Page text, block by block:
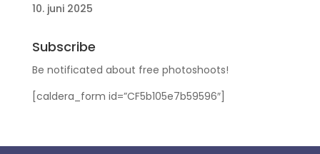
10. juni 2025
Subscribe
Be notificated about free photoshoots!
[caldera_form id=”CF5b105e7b59596″]